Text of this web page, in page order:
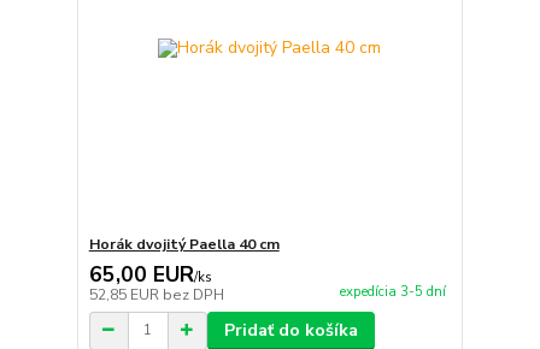
Horák dvojitý Paella 40 cm
65,00 EUR/ks
52,85 EUR bez DPH expedícia 3-5 dní
Pridať do košíka